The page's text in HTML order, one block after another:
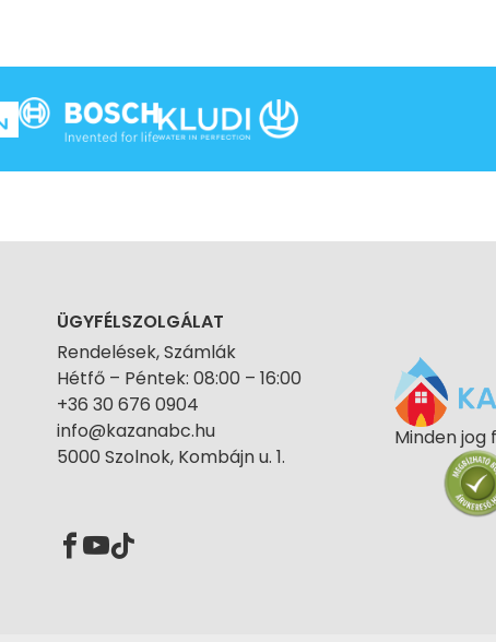
ÜGYFÉLSZOLGÁLAT
Rendelések, Számlák
Hétfő – Péntek: 08:00 – 16:00
+36 30 676 0904
info@kazanabc.hu
5000 Szolnok, Kombájn u. 1.
Minden